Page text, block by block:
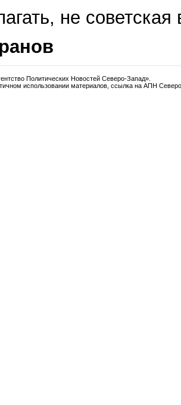
не
Политических Новостей Северо-Запад».
использовании материалов, ссылка на АПН